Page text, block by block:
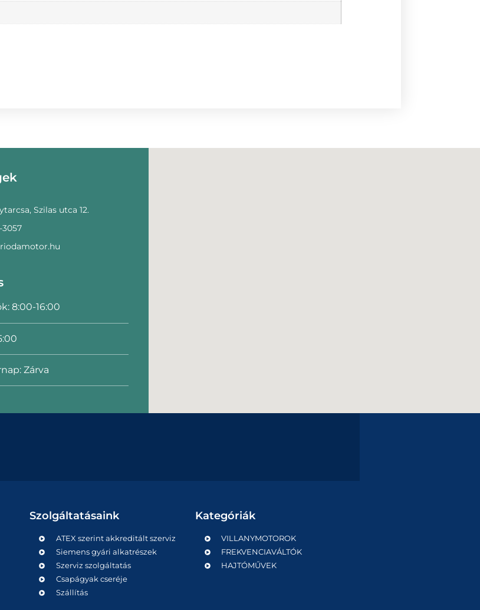
Szilas utca 12.
3057
8:00-16:00
Zárva
Szolgáltatásaink
ATEX szerint akkreditált szerviz
Siemens gyári alkatrészek
Szerviz szolgáltatás
Csapágyak cseréje
Szállítás
Kategóriák
VILLANYMOTOROK
FREKVENCIAVÁLTÓK
HAJTÓMŰVEK